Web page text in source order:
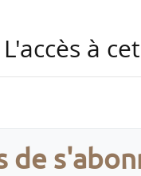
pour le
pour le collège
adjoint, pour le
les
L'accès à
de